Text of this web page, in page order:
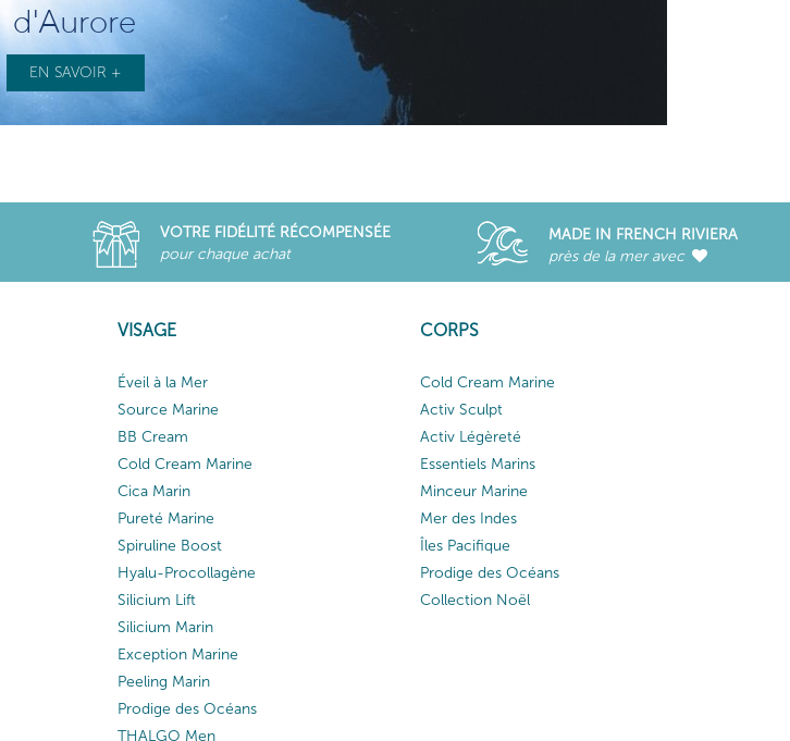
d'Aurore
EN SAVOIR +
VOTRE FIDÉLITÉ RÉCOMPENSÉE
pour chaque achat
MADE IN FRENCH RIVIERA
près de la mer avec
VISAGE
Éveil à la Mer
Source Marine
BB Cream
Cold Cream Marine
Cica Marin
Pureté Marine
Spiruline Boost
Hyalu-Procollagène
Silicium Lift
Silicium Marin
Exception Marine
Peeling Marin
Prodige des Océans
THALGO Men
CORPS
Cold Cream Marine
Activ Sculpt
Activ Légèreté
Essentiels Marins
Minceur Marine
Mer des Indes
Îles Pacifique
Prodige des Océans
Collection Noël